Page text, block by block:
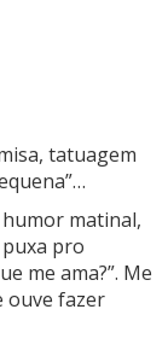
tatuagem
matinal,
pro
me ama?”. Me
ouve fazer